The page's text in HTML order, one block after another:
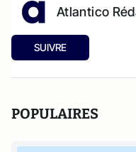
Atlantico
SUIVRE
POPULAIRES